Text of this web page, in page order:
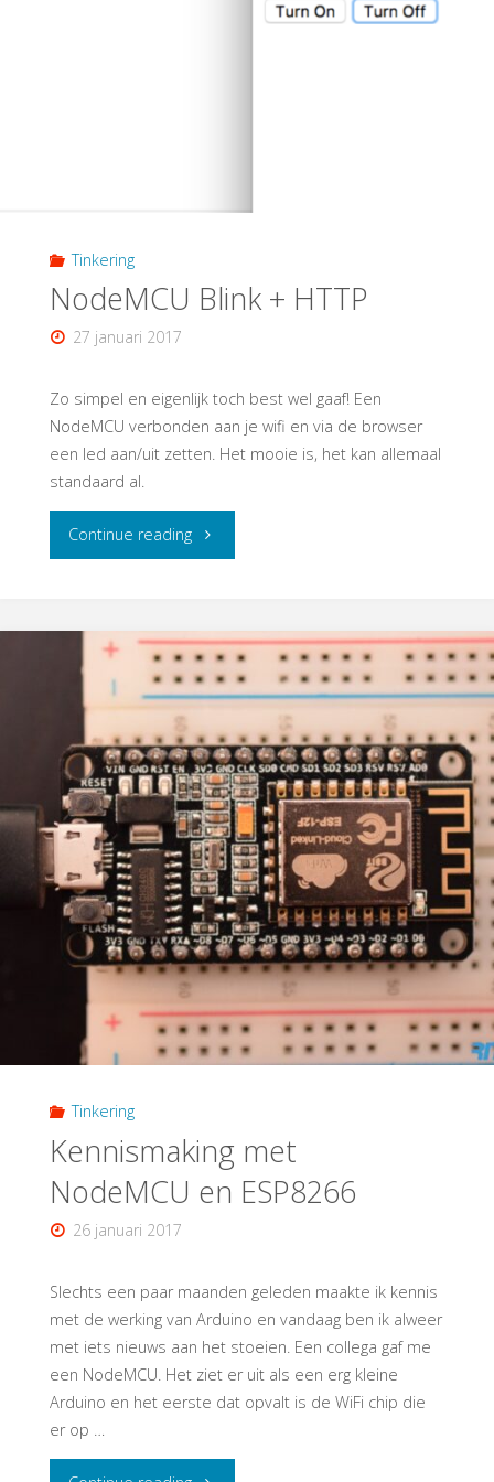
Tinkering
NodeMCU Blink + HTTP
27 januari 2017
Zo simpel en eigenlijk toch best wel gaaf! Een
NodeMCU verbonden aan je wifi en via de browser
een led aan/uit zetten. Het mooie is, het kan allemaal
standaard al.
Continue reading"NodeMCU
+
HTTP"
Tinkering
Kennismaking met
NodeMCU en ESP8266
26 januari 2017
Slechts een paar maanden geleden maakte ik kennis
met de werking van Arduino en vandaag ben ik alweer
met iets nieuws aan het stoeien. Een collega gaf me
een NodeMCU. Het ziet er uit als een erg kleine
Arduino en het eerste dat opvalt is de WiFi chip die
er op …